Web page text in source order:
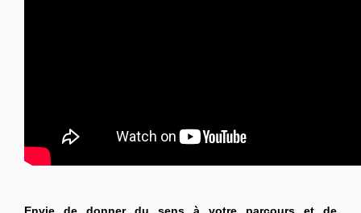
Envie de donner du sens à votre parcours et de